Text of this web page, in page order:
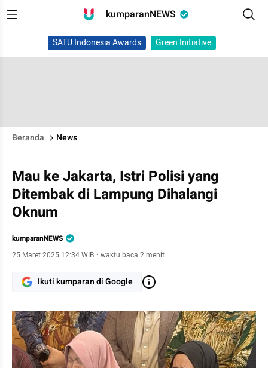
kumparanNEWS
SATU Indonesia Awards Green Initiative
Beranda News
Mau ke Jakarta, Istri Polisi yang
Ditembak di Lampung Dihalangi
Oknum
kumparanNEWS
25 Maret 2025 12:34 WIB · waktu baca 2 menit
Ikuti kumparan di Google